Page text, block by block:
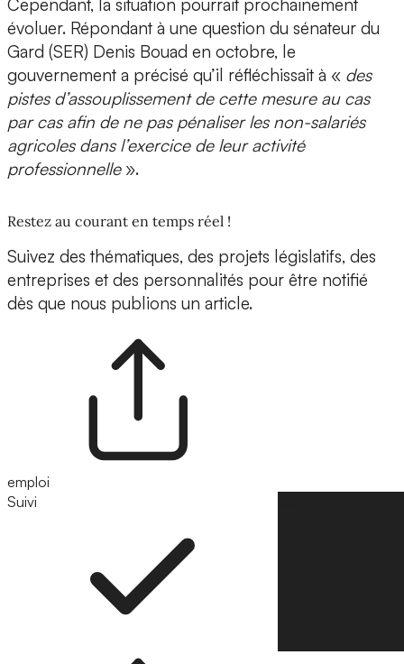
Cependant, la situation pourrait prochainement
évoluer. Répondant à une question du sénateur du
Gard (SER) Denis Bouad en octobre, le
gouvernement a précisé qu’il réfléchissait à « des
pistes d’assouplissement de cette mesure au cas
par cas afin de ne pas pénaliser les non-salariés
agricoles dans l’exercice de leur activité
professionnelle».
Restez au courant en temps réel !
Suivez des thématiques, des projets législatifs, des
entreprises et des personnalités pour être notifié
dès que nous publions un article.
emploi
Suivi